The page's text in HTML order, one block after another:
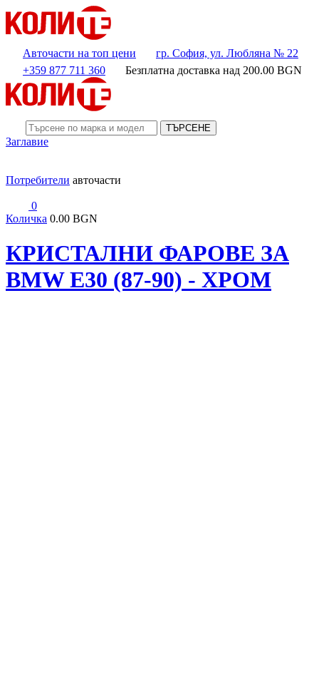
Авточасти на топ цени
гр. София, ул. Любляна № 22
+359 877 711 360
Безплатна доставка над 200.00 BGN
ТЪРСЕНЕ
Заглавие
Потребители авточасти
0
Количка 0.00 BGN
КРИСТАЛНИ ФАРОВЕ ЗА
BMW E30 (87-90) - ХРОМ